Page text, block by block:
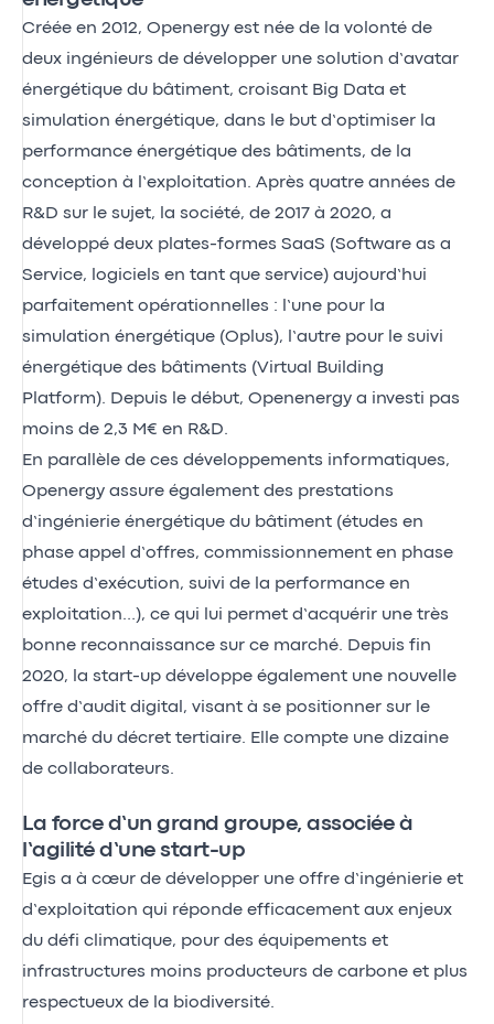
Créée en 2012, Openergy est née de la volonté de
deux ingénieurs de développer une solution d’avatar
énergétique du bâtiment, croisant Big Data et
simulation énergétique, dans le but d’optimiser la
performance énergétique des bâtiments, de la
conception à l’exploitation. Après quatre années de
R&D sur le sujet, la société, de 2017 à 2020, a
développé deux plates-formes SaaS (Software as a
Service, logiciels en tant que service) aujourd’hui
parfaitement opérationnelles : l’une pour la
simulation énergétique (Oplus), l’autre pour le suivi
énergétique des bâtiments (Virtual Building
Platform). Depuis le début, Openenergy a investi pas
moins de 2,3 M€ en R&D.
En parallèle de ces développements informatiques,
Openergy assure également des prestations
d’ingénierie énergétique du bâtiment (études en
phase appel d’offres, commissionnement en phase
études d’exécution, suivi de la performance en
exploitation…), ce qui lui permet d’acquérir une très
bonne reconnaissance sur ce marché. Depuis fin
2020, la start-up développe également une nouvelle
offre d’audit digital, visant à se positionner sur le
marché du décret tertiaire. Elle compte une dizaine
de collaborateurs.
La force d’un grand groupe, associée à
l’agilité d’une start-up
Egis a à cœur de développer une offre d’ingénierie et
d’exploitation qui réponde efficacement aux enjeux
du défi climatique, pour des équipements et
infrastructures moins producteurs de carbone et plus
respectueux de la biodiversité.